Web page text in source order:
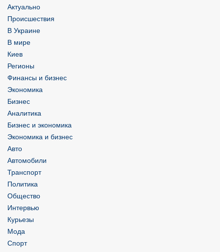
Актуально
Происшествия
В Украине
В мире
Киев
Регионы
Финансы и бизнес
Экономика
Бизнес
Аналитика
Бизнес и экономика
Экономика и бизнес
Авто
Автомобили
Транспорт
Политика
Общество
Интервью
Курьезы
Мода
Спорт